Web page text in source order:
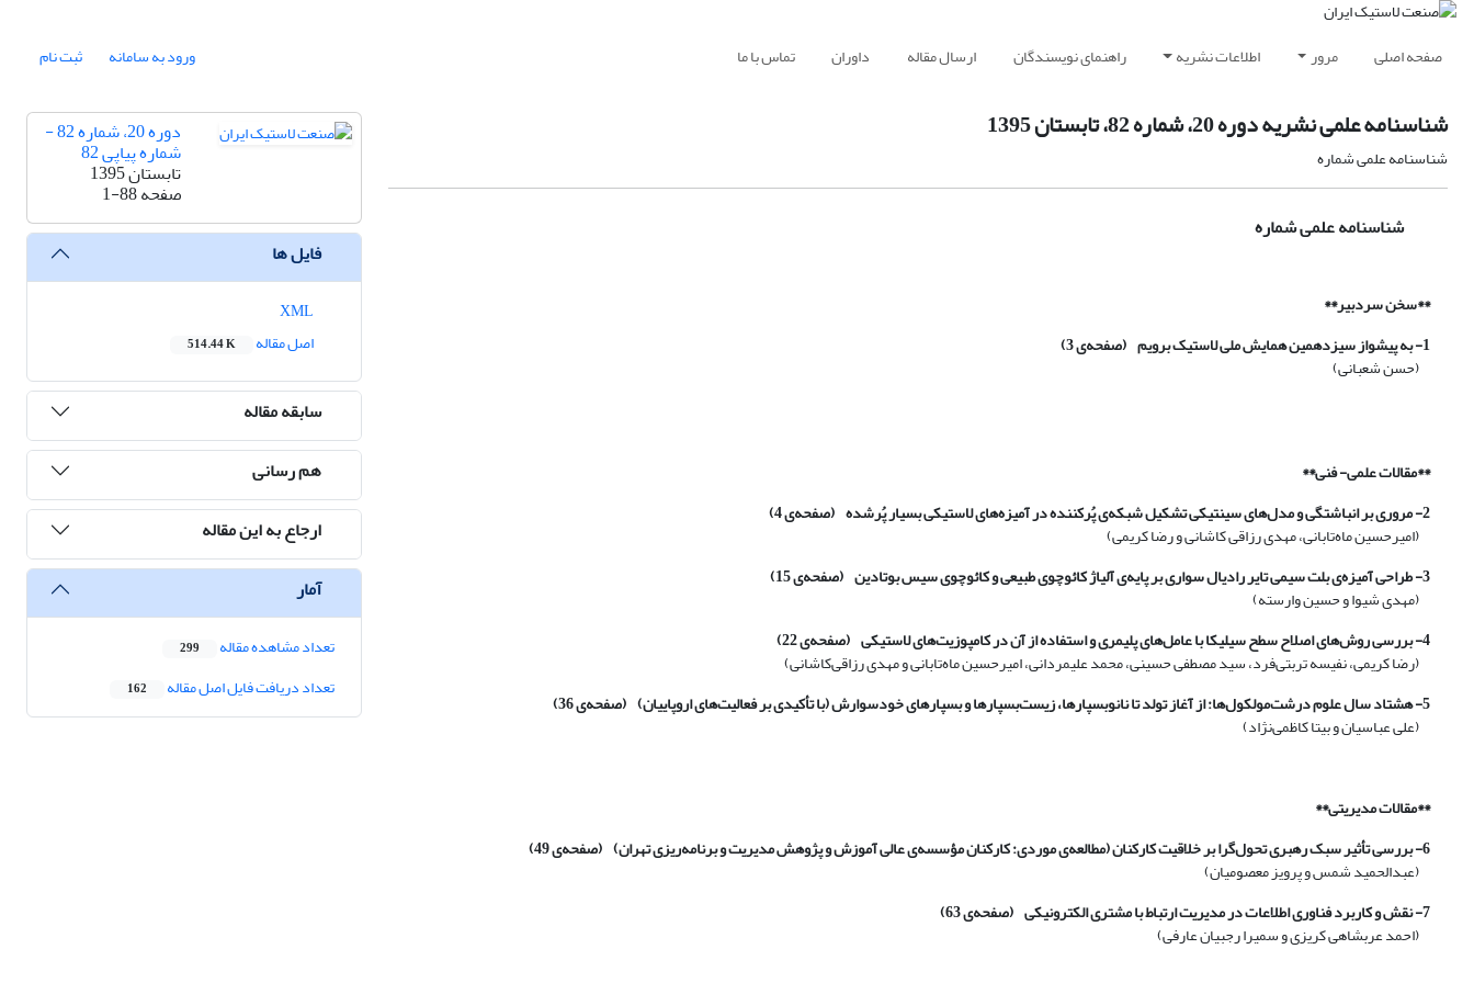
صفحه اصلی مرور اطلاعات نشریه راهنمای نویسندگان ارسال مقاله داوران تماس با ما ورود به سامانه ثبت نام
شناسنامه علمی نشریه دوره 20، شماره 82، تابستان 1395
شناسنامه علمی شماره
شناسنامه علمی شماره
**سخن سردبیر**
1- به پیشواز سیزدهمین همایش ملی لاستیک برویم (صفحه‌ی 3)
(حسن شعبانی)
**مقالات علمی- فنی**
2- مروری بر انباشتگی و مدل‌های سینتیکی تشکیل شبکه‌ی پُرکننده در آمیزه‌های لاستیکی بسیار پُرشده
(صفحه‌ی
(امیرحسین ماه‌تابانی، مهدی رزاقی کاشانی و رضا کریمی)
3- طراحی آمیزه‌ی بلت سیمی تایر رادیال سواری بر پایه‌ی آلیاژ کائوچوی طبیعی و کائوچوی سیس بوتادین
(صفحه‌ی
(مهدی شیوا و حسین وارسته)
4- بررسی روش‌های اصلاح سطح سیلیکا با عامل‌های پلیمری و استفاده از آن در کامپوزیت‌های لاستیکی
(صفحه‌ی
(رضا کریمی، نفیسه تربتی‌فرد، سید مصطفی حسینی، محمد علیمردانی، امیرحسین ماه‌تابانی و مهدی رزاقی‌کاشانی)
5- هشتاد سال علوم درشت‌مولکول‌ها: از آغاز تولد تا نانوبسپارها، زیست‌بسپارها و بسپارهای خودسوارش (با تأکیدی بر فعالیت‌های اروپاییان)
(صفحه‌ی
(علی عباسیان و بیتا کاظمی‌نژاد)
**مقالات مدیریتی**
6- بررسی تأثیر سبک رهبری تحول‌گرا بر خلاقیت کارکنان (مطالعه‌ی موردی: کارکنان مؤسسه‌ی عالی آموزش و پژوهش مدیریت و برنامه‌ریزی تهران)
(صفحه‌ی
(عبدالحمید شمس و پرویز معصومیان)
7- نقش و کاربرد فناوری اطلاعات در مدیریت ارتباط با مشتری الکترونیکی
(صفحه‌ی
(احمد عربشاهی کریزی و سمیرا رجبیان عارفی)
دوره 20، شماره 82 -
شماره پیاپی 82
تابستان 1395
صفحه1-88
فایل ها
اصل مقاله
514.44 K
سابقه مقاله
هم رسانی
ارجاع به این مقاله
آمار
تعداد مشاهده مقاله 299
تعداد دریافت فایل اصل مقاله 162